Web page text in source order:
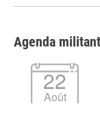
Agenda
22
Août